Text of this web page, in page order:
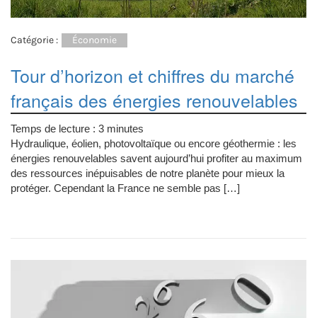
Catégorie : Économie
Tour d’horizon et chiffres du marché
français des énergies renouvelables
Temps de lecture : 3 minutes
Hydraulique, éolien, photovoltaïque ou encore géothermie : les
énergies renouvelables savent aujourd’hui profiter au maximum
des ressources inépuisables de notre planète pour mieux la
protéger. Cependant la France ne semble pas […]